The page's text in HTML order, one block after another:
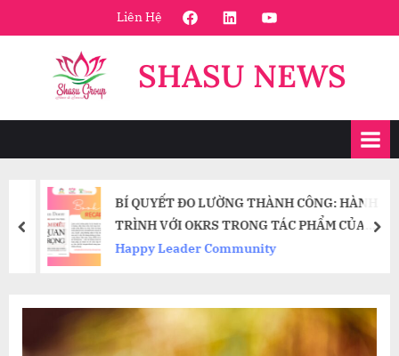
to
Liên Hệ FaceBookLinkedinYoutube
SHASU NEWS
BÍ QUYẾT ĐO LƯỜNG THÀNH CÔNG: HÀNH
TRÌNH VỚI OKRS TRONG TÁC PHẨM CỦA
JOHN DOERR
Happy Leader Community
prev